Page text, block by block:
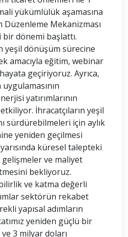
yükümlülük aşamasına
Düzenleme Mekanizması
bir dönemi başlattı.
yeşil dönüşüm sürecine
amacıyla eğitim, webinar
geçiriyoruz. Ayrıca,
yatırımlarının
İhracatçıların yeşil
sürdürebilmeleri için aylık
yeniden geçilmesi
küresel talepteki
ve maliyet
bekliyoruz.
ve katma değerli
sektörün rekabet
yapısal adımların
yeniden güçlü bir
3 milyar doları